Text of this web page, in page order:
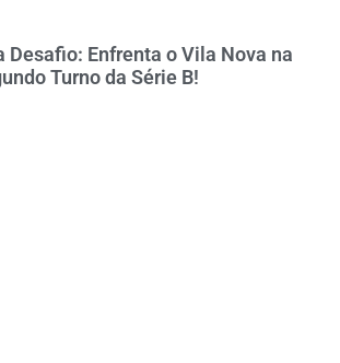
Desafio: Enfrenta o Vila Nova na
Turno da Série B!